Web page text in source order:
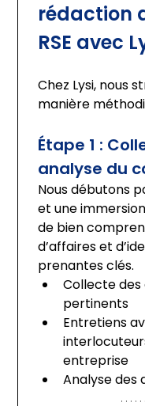
rédaction
RSE avec
Chez Lysi, nous
manière
Étape 1 :
analyse du
Nous débutons
et une
de bien
d’affaires et
prenantes clés.
Collecte
pertinents
Entretiens
entreprise
Analyse des